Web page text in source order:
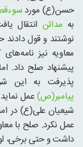
حسن(ع) مورد
به مدائن انتقال
نوشتند و قول دادند
معاویه نیز
پیشنهاد صلح داد.
پذیرفت به این
پیامبر(ص)عمل
شیعیان علی(ع) در
عمل نکرد. صلح با
داشت و حتی برخی، او